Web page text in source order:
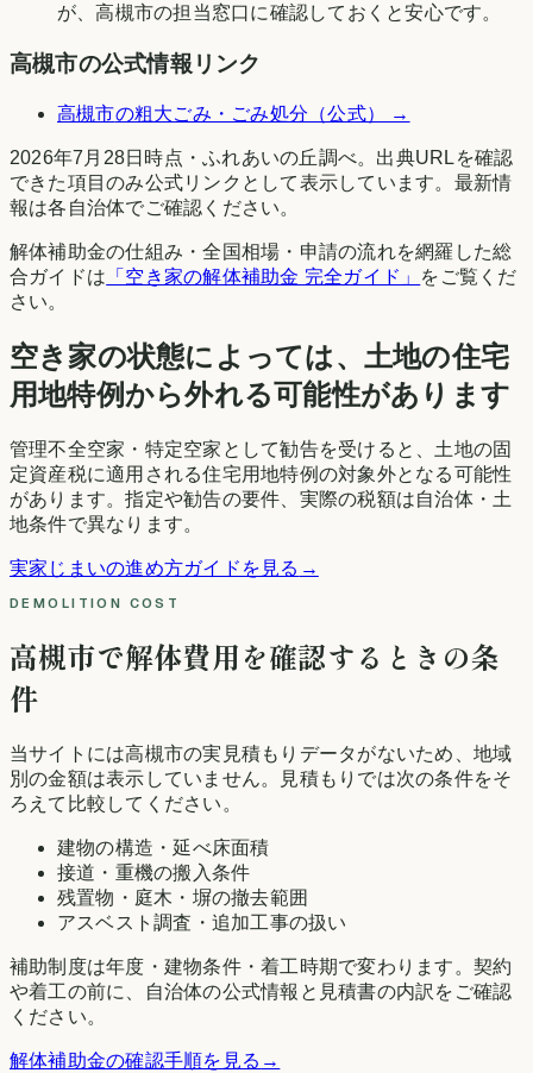
が、高槻市の担当窓口に確認しておくと安心です。
高槻市の公式情報リンク
高槻市の粗大ごみ・ごみ処分（公式） →
2026年7月28日時点 ・ふれあいの丘調べ。出典URLを確認
できた項目のみ公式リンクとして表示しています。最新情
報は各自治体でご確認ください。
解体補助金の仕組み・全国相場・申請の流れを網羅した総
合ガイドは 「空き家の解体補助金 完全ガイド」
をご覧くだ
さい。
空き家の状態によっては、土地の住宅
用地特例から外れる可能性があります
管理不全空家・特定空家として勧告を受けると、土地の固
定資産税に適用される住宅用地特例の対象外となる可能性
があります。指定や勧告の要件、実際の税額は自治体・土
地条件で異なります。
実家じまいの進め方ガイドを見る →
DEMOLITION COST
高槻市で解体費用を確認するときの条
件
当サイトには高槻市の実見積もりデータがないため、地域
別の金額は表示していません。見積もりでは次の条件をそ
ろえて比較してください。
建物の構造・延べ床面積
接道・重機の搬入条件
残置物・庭木・塀の撤去範囲
アスベスト調査・追加工事の扱い
補助制度は年度・建物条件・着工時期で変わります。契約
や着工の前に、自治体の公式情報と見積書の内訳をご確認
ください。
解体補助金の確認手順を見る →